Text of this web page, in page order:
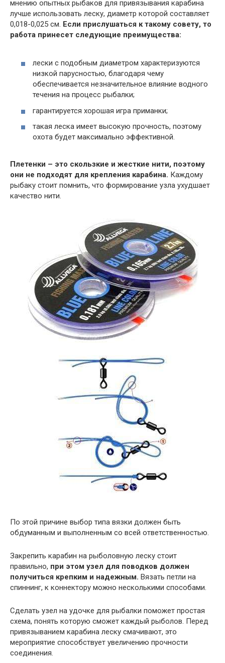
мнению опытных рыбаков для привязывания карабина
лучше использовать леску, диаметр которой составляет
0,018-0,025 см. Если прислушаться к такому совету, то
работа принесет следующие преимущества:
лески с подобным диаметром характеризуются
низкой парусностью, благодаря чему
обеспечивается незначительное влияние водного
течения на процесс рыбалки;
гарантируется хорошая игра приманки;
такая леска имеет высокую прочность, поэтому
охота будет максимально эффективной.
Плетенки – это скользкие и жесткие нити, поэтому
они не подходят для крепления карабина. Каждому
рыбаку стоит помнить, что формирование узла ухудшает
качество нити.
По этой причине выбор типа вязки должен быть
обдуманным и выполненным со всей ответственностью.
Закрепить карабин на рыболовную леску стоит
правильно, при этом узел для поводков должен
получиться крепким и надежным. Вязать петли на
спиннинг, к коннектору можно несколькими способами.
Сделать узел на удочке для рыбалки поможет простая
схема, понять которую сможет каждый рыболов. Перед
привязыванием карабина леску смачивают, это
мероприятие способствует увеличению прочности
соединения.